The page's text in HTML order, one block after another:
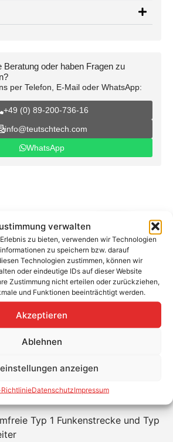
verwalten
zu bieten, verwenden wir Technologien
zu speichern bzw. darauf
Technologien zustimmen, können wir
oder eindeutige IDs auf dieser Website
Zustimmung nicht erteilen oder zurückziehen,
und Funktionen beeinträchtigt werden.
Akzeptieren
Ablehnen
anzeigen
DatenschutzImpressum
Beratung oder haben Fragen zu
per Telefon, E-Mail oder WhatsApp:
+49 (0) 89-200-736-16
info@teutschtech.com
WhatsApp
AC Typ I+II
gemäß VDE 0100-443 und 0100-
Blitzschutz
für die AC Seite mit
Typ 1 Funkenstrecke und Typ 2
für 3 Phasen,
Wartungsfreundliche
Fernmeldekontakt.
Typ 1 Funkenstrecke und Typ